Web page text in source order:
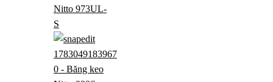
Nitto 973UL-
S